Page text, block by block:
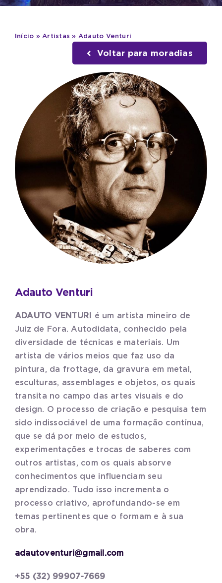
Início »Artistas » Adauto Venturi
Voltar para moradias
Adauto Venturi
ADAUTO VENTURI
é um artista mineiro de
Juiz de Fora. Autodidata, conhecido pela
diversidade de técnicas e materiais. Um
artista de vários meios que faz uso da
pintura, da frottage, da gravura em metal,
esculturas, assemblages e objetos, os quais
transita no campo das artes visuais e do
design. O processo de criação e pesquisa tem
sido indissociável de uma formação contínua,
que se dá por meio de estudos,
experimentações e trocas de saberes com
outros artistas, com os quais absorve
conhecimentos que influenciam seu
aprendizado. Tudo isso incrementa o
processo criativo, aprofundando-se em
temas pertinentes que o formam e à sua
obra.
adautoventuri@gmail.com
+55 (32) 99907-7669